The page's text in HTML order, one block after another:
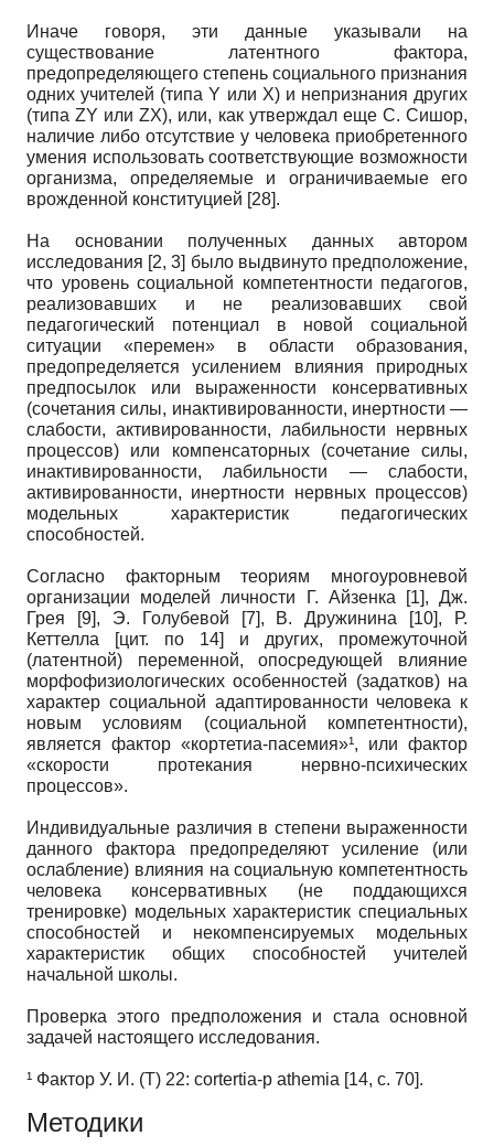
Иначе говоря, эти данные указывали на
существование латентного фактора,
предопределяющего степень социального признания
одних учителей (типа Y или X) и непризнания других
(типа ZY или ZX), или, как утверждал еще С. Сишор,
наличие либо отсутствие у человека приобретенного
умения использовать соответствующие возможности
организма, определяемые и ограничиваемые его
врожденной конституцией [28].
На основании полученных данных автором
исследования [2, 3] было выдвинуто предположение,
что уровень социальной компетентности педагогов,
реализовавших и не реализовавших свой
педагогический потенциал в новой социальной
ситуации «перемен» в области образования,
предопределяется усилением влияния природных
предпосылок или выраженности консервативных
(сочетания силы, инактивированности, инертности —
слабости, активированности, лабильности нервных
процессов) или компенсаторных (сочетание силы,
инактивированности, лабильности — слабости,
активированности, инертности нервных процессов)
модельных характеристик педагогических
способностей.
Согласно факторным теориям многоуровневой
организации моделей личности Г. Айзенка [1], Дж.
Грея [9], Э. Голубевой [7], В. Дружинина [10], Р.
Кеттелла [цит. по 14] и других, промежуточной
(латентной) переменной, опосредующей влияние
морфофизиологических особенностей (задатков) на
характер социальной адаптированности человека к
новым условиям (социальной компетентности),
является фактор «кортетиа-пасемия»¹, или фактор
«скорости протекания нервно-психических
процессов».
Индивидуальные различия в степени выраженности
данного фактора предопределяют усиление (или
ослабление) влияния на социальную компетентность
человека консервативных (не поддающихся
тренировке) модельных характеристик специальных
способностей и некомпенсируемых модельных
характеристик общих способностей учителей
начальной школы.
Проверка этого предположения и стала основной
задачей настоящего исследования.
¹ Фактор У. И. (Т) 22: cortertia-p athemia [14, с. 70].
Методики